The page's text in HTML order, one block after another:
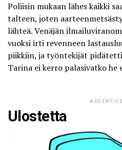
Poliisin mukaan lähes kaikki
talteen, joten
lähteä. Venäjän
vuoksi irti revenneen
piikkiin, ja työntekijät
Tarina ei kerro palasivatko he
Ulostetta